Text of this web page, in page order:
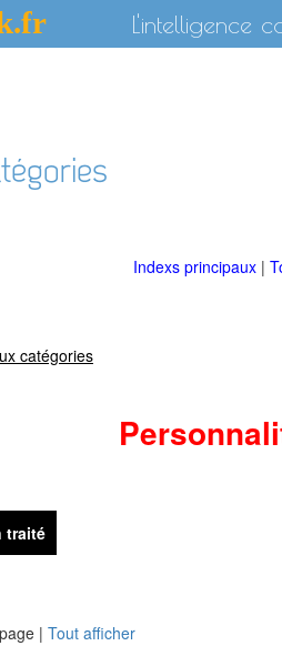
L'intelligence
Indexs principaux |
catégories
traité
| Tout afficher